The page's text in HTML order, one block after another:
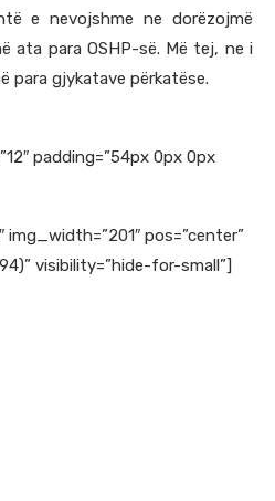
e nevojshme ne dorëzojmë
ata para OSHP-së. Më tej, ne i
para gjykatave përkatëse.
padding=”54px 0px 0px
pos=”center”
visibility=”hide-for-small”]